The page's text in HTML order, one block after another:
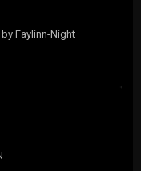
Faylinn-Night